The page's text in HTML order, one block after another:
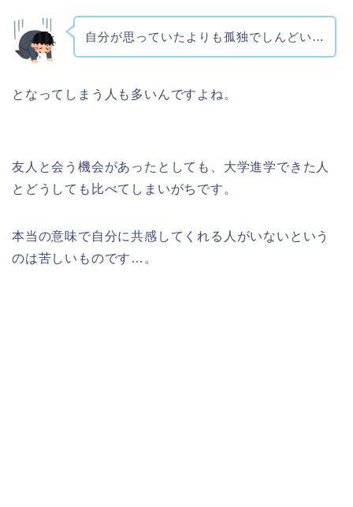
自分が思っていたよりも孤独でしんどい…
となってしまう人も多いんですよね。
友人と会う機会があったとしても、大学進学できた人
とどうしても比べてしまいがちです。
本当の意味で自分に共感してくれる人がいないという
のは苦しいものです…。